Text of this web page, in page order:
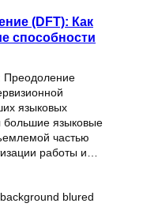
(DFT): Как
способности
Преодоление
языковых
большие языковые
частью
работы и…